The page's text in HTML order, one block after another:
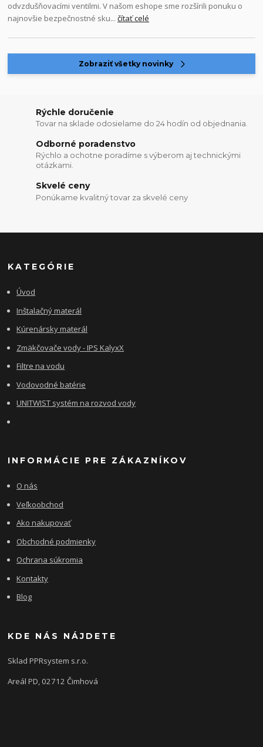
odvzdušňovacími ventilmi. V našom eshope sme rozšírili ponuku o
najnovšie bezpečnostné sku...čítať celé
Zobraziť všetky novinky
Rýchle doručenie
Tovar na sklade odosielame do 24 hodín od objednania.
Odborné poradenstvo
Rýchlo a ochotne poradíme s výberom aj technickými
otázkami.
Skvelé ceny
Ponúkame kvalitný tovar za skvelé ceny
KATEGÓRIE
Úvod
Inštalačný materál
Kúrenársky materál
Zmäkčovače vody - IPS KalyxX
Filtre na vodu
Vodovodné batérie
UNITWIST systém na rozvod vody
INFORMÁCIE PRE ZÁKAZNÍKOV
O nás
Veľkoobchod
Ako nakupovať
Obchodné podmienky
Ochrana súkromia
Kontakty
Blog
KDE NÁS NÁJDETE
Sklad PPRsystem s.r.o.
Areál PD, 02712 Čimhová